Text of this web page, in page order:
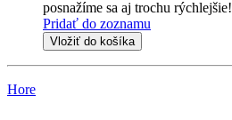
posnažíme sa aj trochu rýchlejšie!
Pridať do zoznamu
Vložiť do košíka
Hore